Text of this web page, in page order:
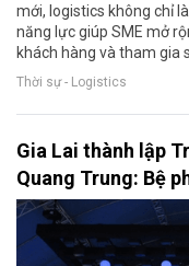
mới, logistics không chỉ
năng lực giúp SME mở
khách hàng và tham gia
Thời sự - Logistics
Gia Lai thành lập
Quang Trung: Bệ